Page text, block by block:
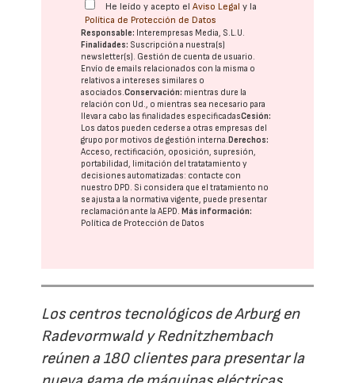
He leído y acepto elAviso Legal y la
Política de Protección de Datos
Responsable: Interempresas Media, S.L.U.
Finalidades: Suscripción a nuestra(s)
newsletter(s). Gestión de cuenta de usuario.
Envío de emails relacionados con la misma o
relativos a intereses similares o
asociados.Conservación: mientras dure la
relación con Ud., o mientras sea necesario para
llevar a cabo las finalidades especificadasCesión:
Los datos pueden cederse a otras empresas del
grupo por motivos de gestión interna. Derechos:
Acceso, rectificación, oposición, supresión,
portabilidad, limitación del tratatamiento y
decisiones automatizadas: contacte con
nuestro DPD. Si considera que el tratamiento no
se ajusta a la normativa vigente, puede presentar
reclamación ante laAEPD. Más información:
Política de Protección de Datos
Los centros tecnológicos de Arburg en
Radevormwald y Rednitzhembach
reúnen a 180 clientes para presentar la